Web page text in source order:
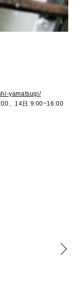
yamatsugi/
、14日 9:00~16:00